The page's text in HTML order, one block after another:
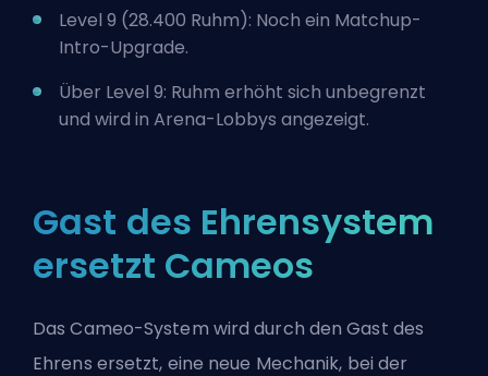
Level 9 (28.400 Ruhm): Noch ein Matchup-
Intro-Upgrade.
Über Level 9: Ruhm erhöht sich unbegrenzt
und wird in Arena-Lobbys angezeigt.
Gast des Ehrensystem
ersetzt Cameos
Das Cameo-System wird durch den Gast des
Ehrens ersetzt, eine neue Mechanik, bei der